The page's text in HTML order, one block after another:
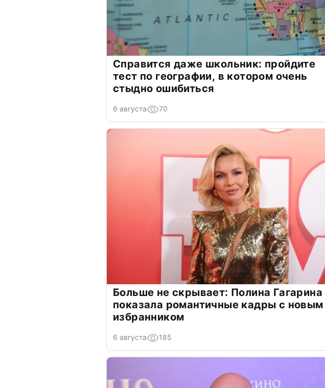
Справится даже школьник: пройдите
тест по географии, в котором очень
стыдно ошибиться
6 августа 70
Больше не скрывает: Полина Гагарина
показала романтичные кадры с новым
избранником
6 августа 185